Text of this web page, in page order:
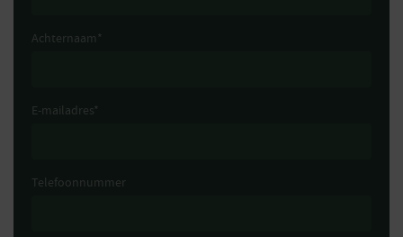
Achternaam *
E-mailadres*
Telefoonnummer